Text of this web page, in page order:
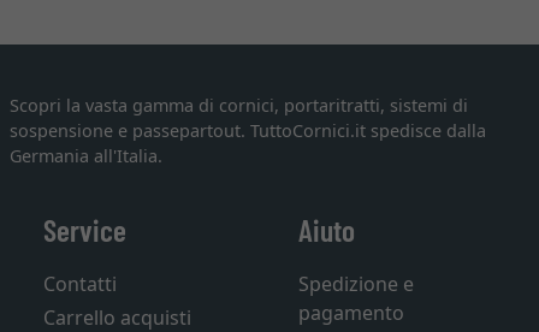
Scopri la vasta gamma di cornici, portaritratti, sistemi di
sospensione e passepartout. TuttoCornici.it spedisce dalla
Germania all'Italia.
Service
Contatti
Carrello acquisti
Aiuto
Spedizione e
pagamento